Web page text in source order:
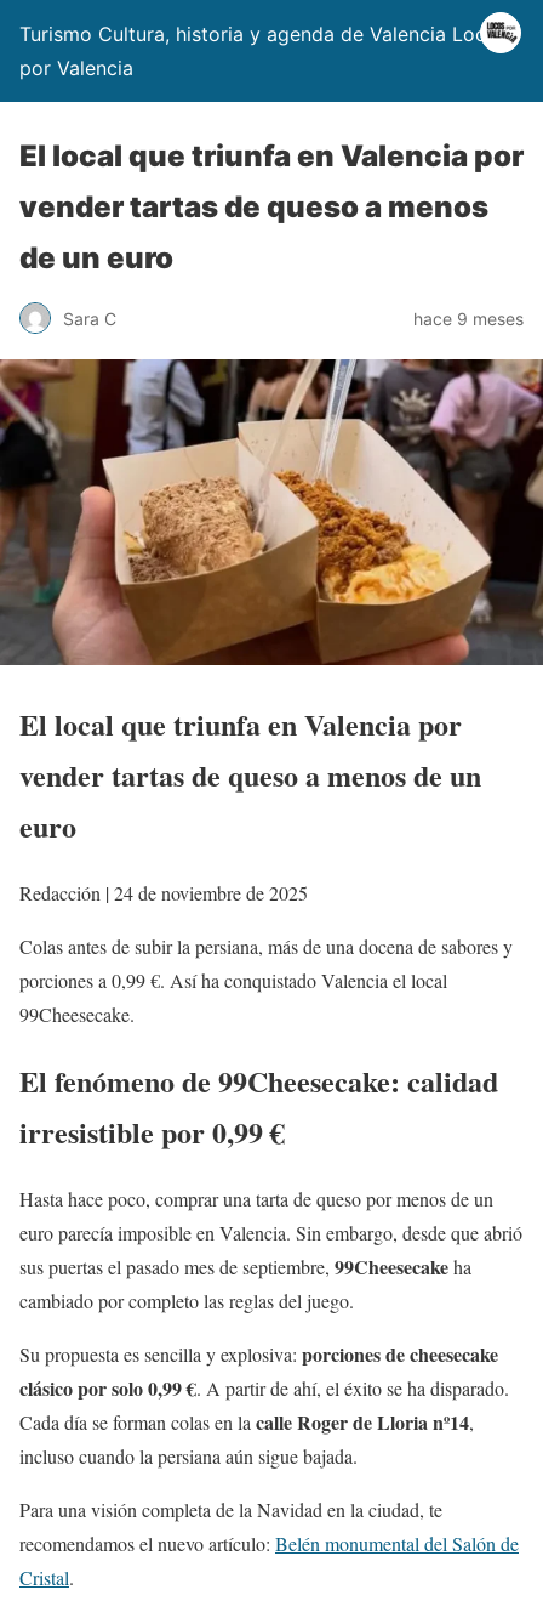
Turismo Cultura, historia y agenda de Valencia Locos
por Valencia
El local que triunfa en Valencia por
vender tartas de queso a menos
de un euro
Sara C hace 9 meses
El local que triunfa en Valencia por
vender tartas de queso a menos de un
euro
Redacción | 24 de noviembre de 2025
Colas antes de subir la persiana, más de una docena de sabores y
porciones a 0,99 €. Así ha conquistado Valencia el local
99Cheesecake.
El fenómeno de 99Cheesecake: calidad
irresistible por 0,99 €
Hasta hace poco, comprar una tarta de queso por menos de un
euro parecía imposible en Valencia. Sin embargo, desde que abrió
sus puertas el pasado mes de septiembre, 99Cheesecakeha
cambiado por completo las reglas del juego.
Su propuesta es sencilla y explosiva: porciones de cheesecake
clásico por solo 0,99 €. A partir de ahí, el éxito se ha disparado.
Cada día se forman colas en la calle Roger de Lloria nº14,
incluso cuando la persiana aún sigue bajada.
Para una visión completa de la Navidad en la ciudad, te
recomendamos el nuevo artículo: Belén monumental del Salón de
Cristal.